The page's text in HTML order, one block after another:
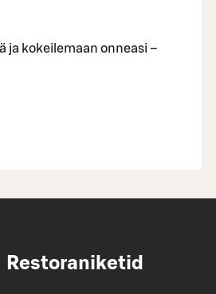
ja kokeilemaan onneasi –
Restoraniketid